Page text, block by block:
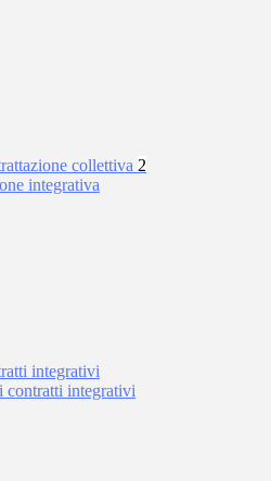
collettiva 2
integrativa
integrativi
contratti integrativi